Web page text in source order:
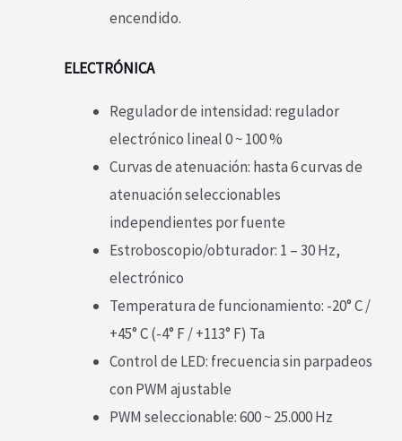
encendido.
ELECTRÓNICA
Regulador de intensidad: regulador
electrónico lineal 0 ~ 100 %
Curvas de atenuación: hasta 6 curvas de
atenuación seleccionables
independientes por fuente
Estroboscopio/obturador: 1 – 30 Hz,
electrónico
Temperatura de funcionamiento: -20° C /
+45° C (-4° F / +113° F) Ta
Control de LED: frecuencia sin parpadeos
con PWM ajustable
PWM seleccionable: 600 ~ 25.000 Hz